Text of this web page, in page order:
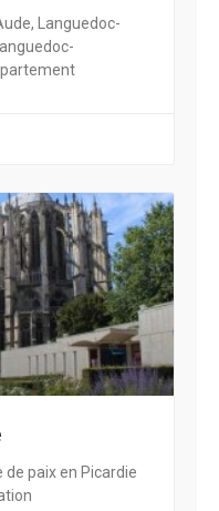
Languedoc-
de paix en Picardie